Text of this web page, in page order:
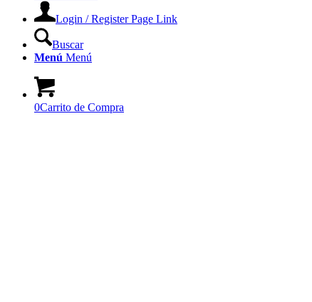
Login / Register Page Link
Buscar
Menú Menú
0Carrito de Compra